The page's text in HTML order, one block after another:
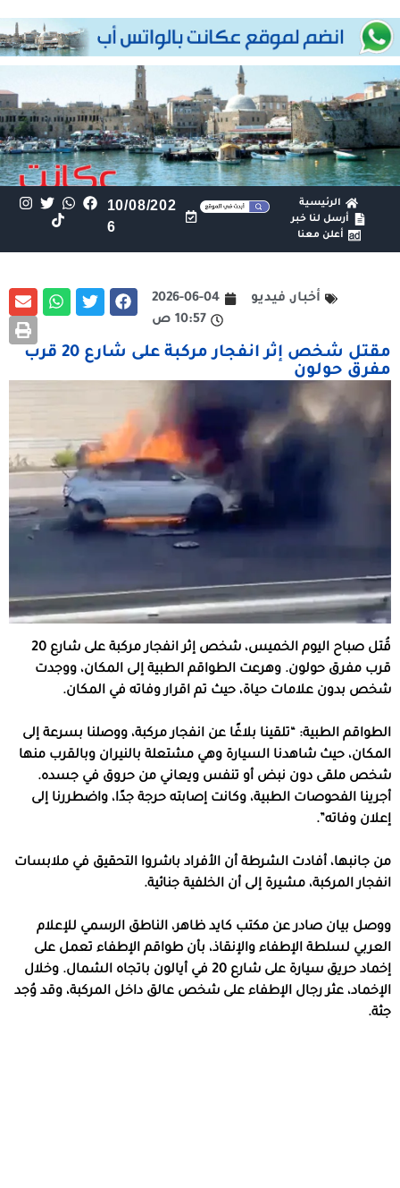
الرئيسية
أرسل لنا خبر
أعلن معنا
10/08/202
6
أخبار, فيديو
2026-06-04
10:57 ص
مقتل شخص إثر انفجار مركبة على شارع 20 قرب
مفرق حولون
قُتل صباح اليوم الخميس، شخص إثر انفجار مركبة على شارع 20
قرب مفرق حولون. وهرعت الطواقم الطبية إلى المكان، ووجدت
شخص بدون علامات حياة، حيث تم اقرار وفاته في المكان.
الطواقم الطبية: “تلقينا بلاغًا عن انفجار مركبة، ووصلنا بسرعة إلى
المكان، حيث شاهدنا السيارة وهي مشتعلة بالنيران وبالقرب منها
شخص ملقى دون نبض أو تنفس ويعاني من حروق في جسده.
أجرينا الفحوصات الطبية، وكانت إصابته حرجة جدًا، واضطررنا إلى
إعلان وفاته”.
من جانبها، أفادت الشرطة أن الأفراد باشروا التحقيق في ملابسات
انفجار المركبة، مشيرة إلى أن الخلفية جنائية.
ووصل بيان صادر عن مكتب كايد ظاهر، الناطق الرسمي للإعلام
العربي لسلطة الإطفاء والإنقاذ، بأن طواقم الإطفاء تعمل على
إخماد حريق سيارة على شارع 20 في أيالون باتجاه الشمال. وخلال
الإخماد، عثر رجال الإطفاء على شخص عالق داخل المركبة، وقد وُجد
جثة.